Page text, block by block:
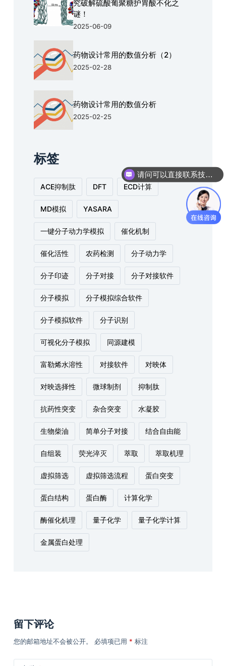
究破解硫酸葡聚糖护胃酸不化之
谜！
2025-06-09
药物设计常用的数值分析（2）
2025-02-28
药物设计常用的数值分析
2025-02-25
标签
ACE抑制肽 DFT ECD计算
MD模拟 YASARA
一键分子动力学模拟 催化机制
催化活性 农药检测 分子动力学
分子印迹 分子对接 分子对接软件
分子模拟 分子模拟综合软件
分子模拟软件 分子识别
可视化分子模拟 同源建模
富勒烯水溶性 对接软件 对映体
对映选择性 微球制剂 抑制肽
抗药性突变 杂合突变 水凝胶
生物柴油 简单分子对接 结合自由能
自组装 荧光淬灭 萃取 萃取机理
虚拟筛选 虚拟筛选流程 蛋白突变
蛋白结构 蛋白酶 计算化学
酶催化机理 量子化学 量子化学计算
金属蛋白处理
留下评论
您的邮箱地址不会被公开。 必填项已用 * 标注
请问可以直接联系技术人员进行沟通吗？